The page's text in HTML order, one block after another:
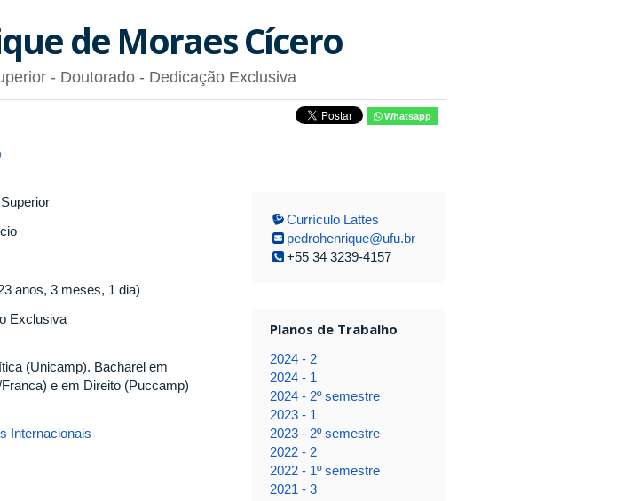
de Moraes Cícero
- Doutorado - Dedicação Exclusiva
Whatsapp
anos, 3 meses, 1 dia)
Exclusiva
(Unicamp). Bacharel em
e em Direito (Puccamp)
Internacionais
Currículo Lattes
pedrohenrique@ufu.br
+55 34 3239-4157
Planos de Trabalho
2024 - 2
2024 - 1
2024 - 2º semestre
2023 - 1
2023 - 2º semestre
2022 - 2
2022 - 1º semestre
2021 - 3